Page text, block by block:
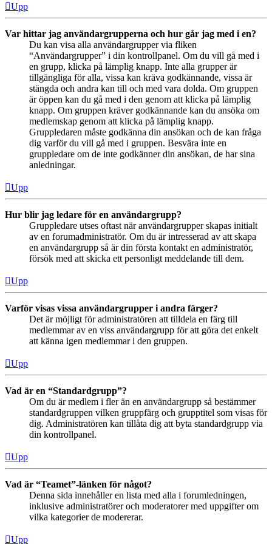
Upp
Var hittar jag användargrupperna och hur går jag med i en?
Du kan visa alla användargrupper via fliken
“Användargrupper” i din kontrollpanel. Om du vill gå med i
en grupp, klicka på lämplig knapp. Inte alla grupper är
tillgängliga för alla, vissa kan kräva godkännande, vissa är
stängda och andra kan till och med vara dolda. Om gruppen
är öppen kan du gå med i den genom att klicka på lämplig
knapp. Om gruppen kräver godkännande kan du ansöka om
medlemskap genom att klicka på lämplig knapp.
Gruppledaren måste godkänna din ansökan och de kan fråga
dig varför du vill gå med i gruppen. Besvära inte en
gruppledare om de inte godkänner din ansökan, de har sina
anledningar.
Upp
Hur blir jag ledare för en användargrupp?
Gruppledare utses oftast när användargrupper skapas initialt
av en forumadministratör. Om du är intresserad av att skapa
en användargrupp så är din första kontakt en administratör,
försök med att skicka ett personligt meddelande till dem.
Upp
Varför visas vissa användargrupper i andra färger?
Det är möjligt för administratören att tilldela en färg till
medlemmar av en viss användargrupp för att göra det enkelt
att känna igen medlemmar i den gruppen.
Upp
Vad är en “Standardgrupp”?
Om du är medlem i fler än en användargrupp så bestämmer
standardgruppen vilken gruppfärg och grupptitel som visas för
dig. Administratören kan tillåta dig att byta standardgrupp via
din kontrollpanel.
Upp
Vad är “Teamet”-länken för något?
Denna sida innehåller en lista med alla i forumledningen,
inklusive administratörer och moderatorer med uppgifter om
vilka kategorier de modererar.
Upp